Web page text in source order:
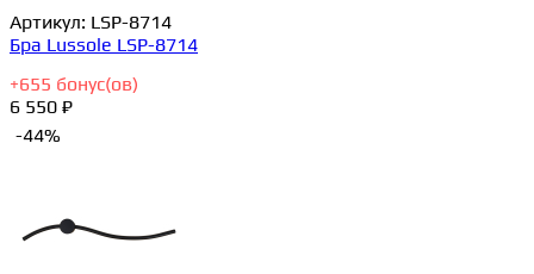
Артикул: LSP-8714
Бра Lussole LSP-8714
+655 бонус(ов)
6 550 ₽
-44%